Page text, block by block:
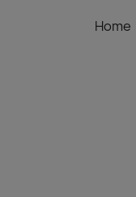
Home